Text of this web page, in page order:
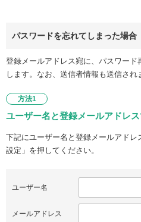
パスワードを忘れてしまった場合
登録メールアドレス宛に、パスワー
します。なお、送信者情報も送信され
方法1
ユーザー名と登録メールアドレ
下記にユーザー名と登録メールアド
設定」を押してください。
ユーザー名
メールアドレス